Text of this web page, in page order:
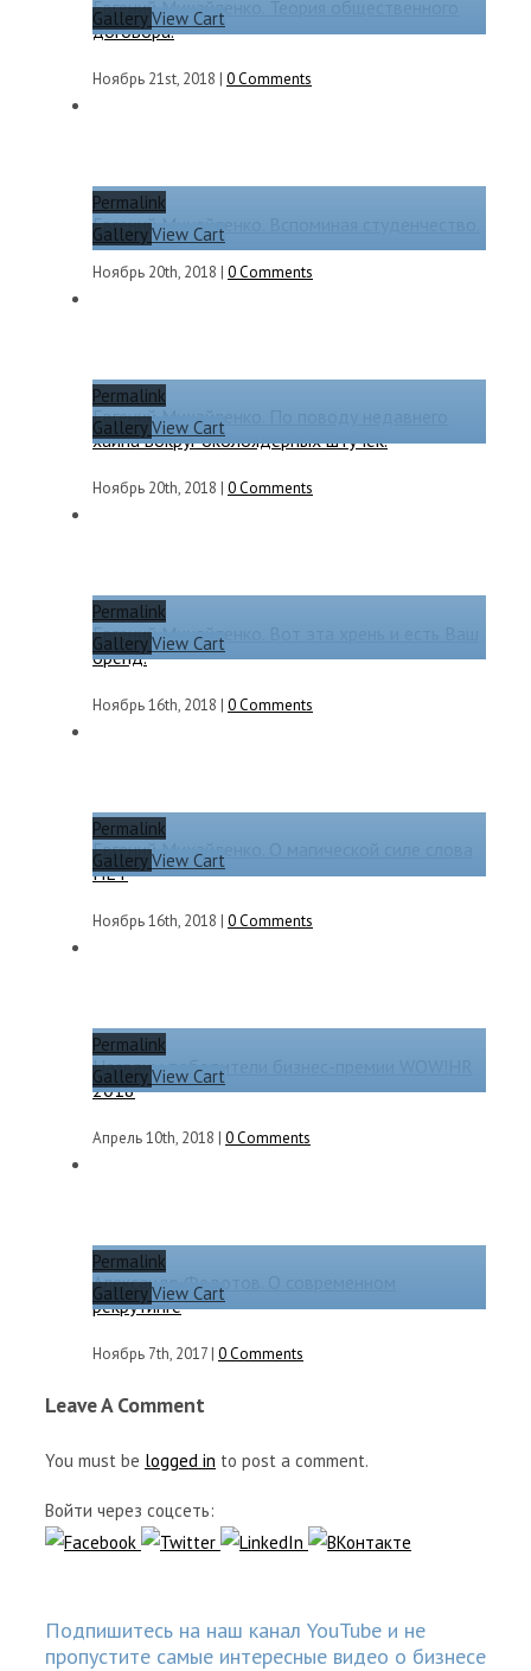
GalleryView Cart
Евгений Михайленко. Теория общественного
договора.
Ноябрь 21st, 2018 | 0 Comments
Permalink
GalleryView Cart
Евгений Михайленко. Вспоминая студенчество.
Ноябрь 20th, 2018 | 0 Comments
Permalink
GalleryView Cart
Евгений Михайленко. По поводу недавнего
хайпа вокруг околоядерных штучек.
Ноябрь 20th, 2018 | 0 Comments
Permalink
GalleryView Cart
Евгений Михайленко. Вот эта хрень и есть Ваш
бренд.
Ноябрь 16th, 2018 | 0 Comments
Permalink
GalleryView Cart
Евгений Михайленко. О магической силе слова
НЕТ
Ноябрь 16th, 2018 | 0 Comments
Permalink
GalleryView Cart
Названы победители бизнес-премии WOW!HR
2018
Апрель 10th, 2018 | 0 Comments
Permalink
GalleryView Cart
Александр Федотов. О современном
рекрутинге
Ноябрь 7th, 2017 | 0 Comments
Leave A Comment
You must be logged in to post a comment.
Войти через соцсеть:
Подпишитесь на наш канал YouTube и не
пропустите самые интересные видео о бизнесе